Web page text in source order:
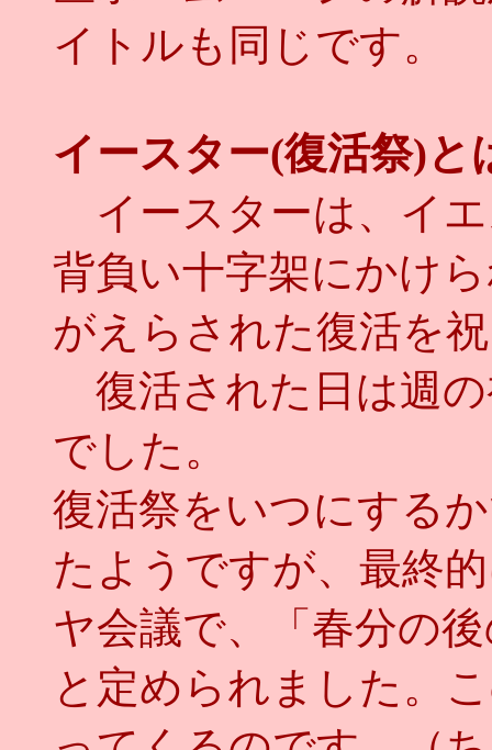
イトルも同じです。
イースター(復活祭)と
イースターは、イ
背負い十字架にかけ
がえらされた復活を
復活された日は週
でした。
復活祭をいつにする
たようですが、最終
ヤ会議で、「春分の
と定められました。